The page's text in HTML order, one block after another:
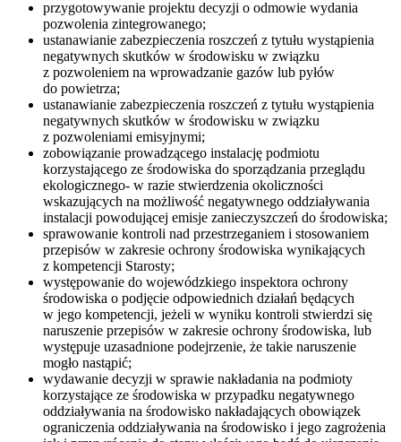
przygotowywanie projektu decyzji o odmowie wydania
pozwolenia zintegrowanego;
ustanawianie zabezpieczenia roszczeń z tytułu wystąpienia
negatywnych skutków w środowisku w związku
z pozwoleniem na wprowadzanie gazów lub pyłów
do powietrza;
ustanawianie zabezpieczenia roszczeń z tytułu wystąpienia
negatywnych skutków w środowisku w związku
z pozwoleniami emisyjnymi;
zobowiązanie prowadzącego instalację podmiotu
korzystającego ze środowiska do sporządzania przeglądu
ekologicznego- w razie stwierdzenia okoliczności
wskazujących na możliwość negatywnego oddziaływania
instalacji powodującej emisje zanieczyszczeń do środowiska;
sprawowanie kontroli nad przestrzeganiem i stosowaniem
przepisów w zakresie ochrony środowiska wynikających
z kompetencji Starosty;
występowanie do wojewódzkiego inspektora ochrony
środowiska o podjęcie odpowiednich działań będących
w jego kompetencji, jeżeli w wyniku kontroli stwierdzi się
naruszenie przepisów w zakresie ochrony środowiska, lub
występuje uzasadnione podejrzenie, że takie naruszenie
mogło nastąpić;
wydawanie decyzji w sprawie nakładania na podmioty
korzystające ze środowiska w przypadku negatywnego
oddziaływania na środowisko nakładających obowiązek
ograniczenia oddziaływania na środowisko i jego zagrożenia